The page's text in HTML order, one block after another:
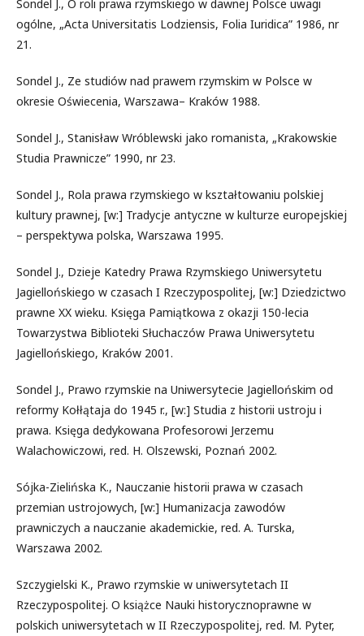
Sondel J., O roli prawa rzymskiego w dawnej Polsce uwagi
ogólne, „Acta Universitatis Lodziensis, Folia Iuridica” 1986, nr
21.
Sondel J., Ze studiów nad prawem rzymskim w Polsce w
okresie Oświecenia, Warszawa– Kraków 1988.
Sondel J., Stanisław Wróblewski jako romanista, „Krakowskie
Studia Prawnicze” 1990, nr 23.
Sondel J., Rola prawa rzymskiego w kształtowaniu polskiej
kultury prawnej, [w:] Tradycje antyczne w kulturze europejskiej
– perspektywa polska, Warszawa 1995.
Sondel J., Dzieje Katedry Prawa Rzymskiego Uniwersytetu
Jagiellońskiego w czasach I Rzeczypospolitej, [w:] Dziedzictwo
prawne XX wieku. Księga Pamiątkowa z okazji 150-lecia
Towarzystwa Biblioteki Słuchaczów Prawa Uniwersytetu
Jagiellońskiego, Kraków 2001.
Sondel J., Prawo rzymskie na Uniwersytecie Jagiellońskim od
reformy Kołłątaja do 1945 r., [w:] Studia z historii ustroju i
prawa. Księga dedykowana Profesorowi Jerzemu
Walachowiczowi, red. H. Olszewski, Poznań 2002.
Sójka-Zielińska K., Nauczanie historii prawa w czasach
przemian ustrojowych, [w:] Humanizacja zawodów
prawniczych a nauczanie akademickie, red. A. Turska,
Warszawa 2002.
Szczygielski K., Prawo rzymskie w uniwersytetach II
Rzeczypospolitej. O książce Nauki historycznoprawne w
polskich uniwersytetach w II Rzeczypospolitej, red. M. Pyter,